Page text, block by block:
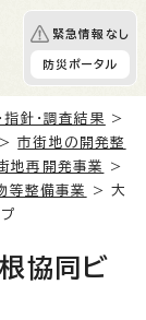
緊急情報なし
防災ポータル
指針・調査結果
>
>市街地の開発整
地再開発事業
>
等整備事業
> 大
協同ビ